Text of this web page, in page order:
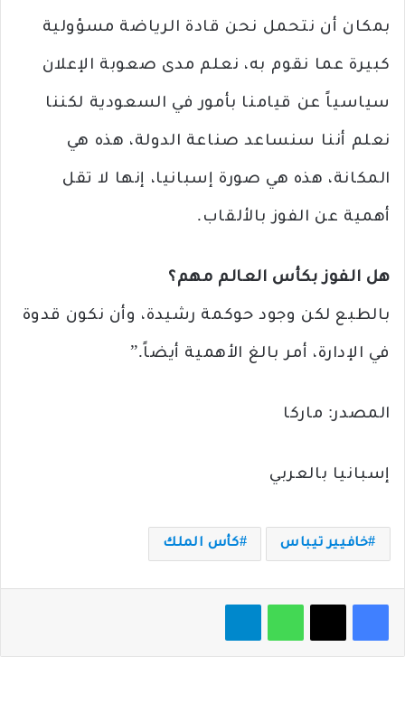
بمكان أن نتحمل نحن قادة الرياضة مسؤولية
كبيرة عما نقوم به، نعلم مدى صعوبة الإعلان
سياسياً عن قيامنا بأمور في السعودية لكننا
نعلم أننا سنساعد صناعة الدولة، هذه هي
المكانة، هذه هي صورة إسبانيا، إنها لا تقل
أهمية عن الفوز بالألقاب.
هل الفوز بكأس العالم مهم؟
بالطبع لكن وجود حوكمة رشيدة، وأن نكون قدوة
في الإدارة، أمر بالغ الأهمية أيضاً.”
المصدر: ماركا
إسبانيا بالعربي
خافيير تيباس كأس الملك
فيسبوك‫X واتساب تيلقرام